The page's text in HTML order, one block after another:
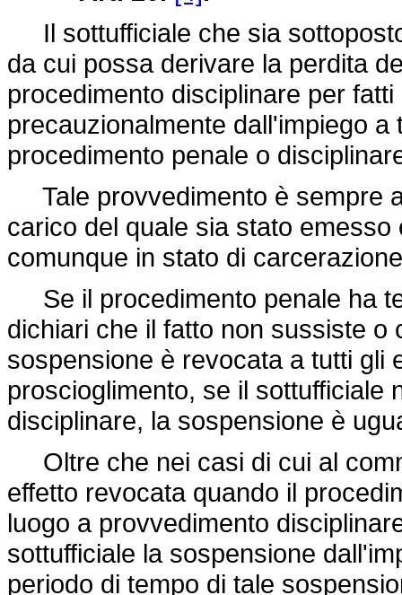
Il sottufficiale che sia
da cui possa derivare la perdita
procedimento disciplinare per
precauzionalmente dall'impiego
procedimento penale o
Tale provvedimento è sempre
carico del quale sia stato
comunque in stato di
Se il procedimento penale ha
dichiari che il fatto non sussiste
sospensione è revocata a tutti gli
proscioglimento, se il sottufficiale
disciplinare, la sospensione è
Oltre che nei casi di cui al
effetto revocata quando il
luogo a provvedimento
sottufficiale la sospensione
periodo di tempo di tale